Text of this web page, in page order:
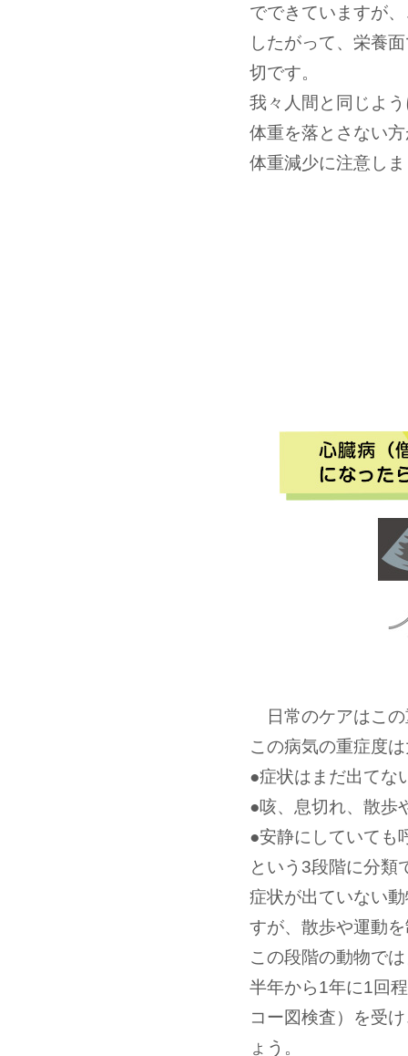
でできていますが
したがって、栄養
切です。
我々人間と同じよ
体重を落とさない
体重減少に注意し
日常のケアはこの
この病気の重症度
●症状はまだ出てな
●咳、息切れ、散歩
●安静にしていても
という3段階に分類
症状が出ていない
すが、散歩や運動
この段階の動物で
半年から1年に1回
コー図検査）を受
ょう。